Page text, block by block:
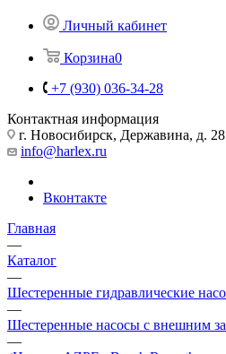
Личный кабинет
Корзина0
+7 (930) 036-34-28
Контактная информация
г. Новосибирск, Державина, д.
info@harlex.ru
Вконтакте
Главная
—
Каталог
—
Шестеренные гидравлические
—
Шестеренные насосы с внешним
—